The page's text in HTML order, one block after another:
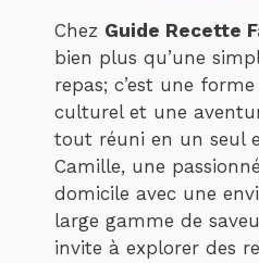
Chez Guide Recette
bien plus qu’une
repas; c’est une
culturel et une
tout réuni en un seul
Camille, une
domicile avec une
large gamme de
invite à explorer des